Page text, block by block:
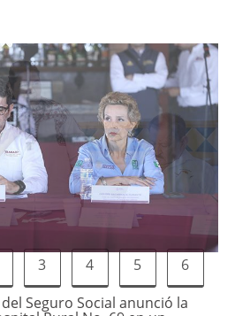
3 4 5
6
Seguro Social anunció la